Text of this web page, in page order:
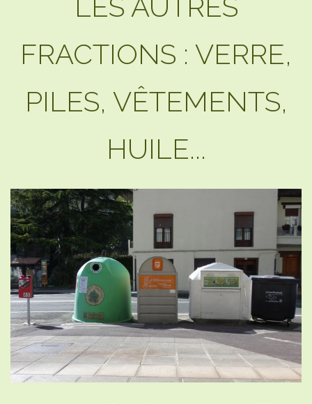
LES AUTRES
FRACTIONS : VERRE,
PILES, VÊTEMENTS,
HUILE...